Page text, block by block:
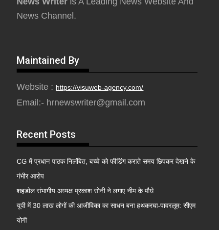
News Channel.
Maintained By
Website : https://visuweb-agency.com/
Email:- hrnewswriter@gmail.com
Recent Posts
CG में प्रधान पाठक निलंबित, बच्चे को फीडिंग कराते समय छिपकर देखने के
गंभीर आरोप
शहडोल संभागीय अध्यक्ष प्रकाश सोनी ने लगाए नीम के पौधे
यूपी में 30 लाख लोगों की आजीविका का साधन बना हथकरघा-पावरलूम: सीएम
योगी